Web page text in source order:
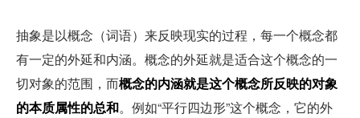
抽象是以概念（词语）来反映现实的过程，每一个概念都
有一定的外延和内涵。概念的外延就是适合这个概念的一
切对象的范围，而概念的内涵就是这个概念所反映的对象
的本质属性的总和。例如“平行四边形”这个概念，它的外